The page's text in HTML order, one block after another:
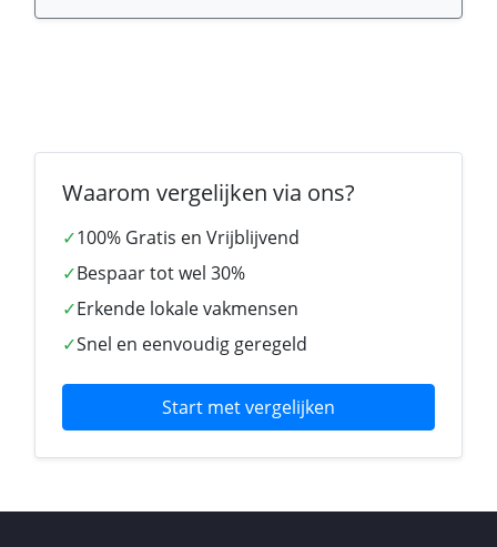
Waarom vergelijken via ons?
✓100% Gratis en Vrijblijvend
✓Bespaar tot wel 30%
✓Erkende lokale vakmensen
✓Snel en eenvoudig geregeld
Start met vergelijken